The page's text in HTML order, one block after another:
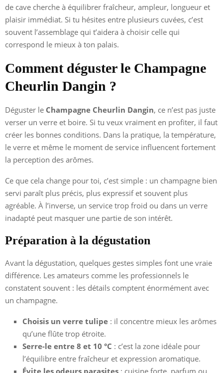
de cave cherche à équilibrer fraîcheur, ampleur, longueur et
plaisir immédiat. Si tu hésites entre plusieurs cuvées, c’est
souvent l’assemblage qui t’aidera à choisir celle qui
correspond le mieux à ton palais.
Comment déguster le Champagne
Cheurlin Dangin ?
Déguster le Champagne Cheurlin Dangin, ce n’est pas juste
verser un verre et boire. Si tu veux vraiment en profiter, il faut
créer les bonnes conditions. Dans la pratique, la température,
le verre et même le moment de service influencent fortement
la perception des arômes.
Ce que cela change pour toi, c’est simple : un champagne bien
servi paraît plus précis, plus expressif et souvent plus
agréable. À l’inverse, un service trop froid ou dans un verre
inadapté peut masquer une partie de son intérêt.
Préparation à la dégustation
Avant la dégustation, quelques gestes simples font une vraie
différence. Les amateurs comme les professionnels le
constatent souvent : les détails comptent énormément avec
un champagne.
Choisis un verre tulipe : il concentre mieux les arômes
qu’une flûte trop étroite.
Serre-le entre 8 et 10 °C : c’est la zone idéale pour
l’équilibre entre fraîcheur et expression aromatique.
Évite les odeurs parasites : cuisine forte, parfum ou